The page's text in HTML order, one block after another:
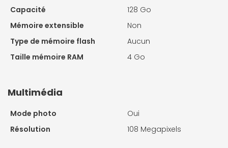
Capacité
128 Go
Mémoire extensible
Non
Type de mémoire flash
Aucun
Taille mémoire RAM
4 Go
Multimédia
Mode photo
Oui
Résolution
108 Megapixels